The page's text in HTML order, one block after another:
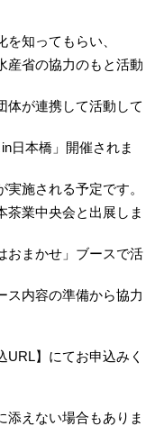
知ってもらい、
産省の協力のもと活動
体が連携して活動して
日本橋」開催されま
施される予定です。
茶業中央会と出展しま
おまかせ」ブースで活
ス内容の準備から協力
URL】にてお申込みく
添えない場合もありま